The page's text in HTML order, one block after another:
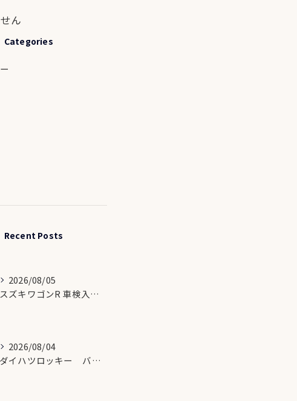
ん
Categories
Recent Posts
2026/08/05
スズキワゴンR 車検入庫🛠️
2026/08/04
ダイハツロッキー バンパー修理🛠️